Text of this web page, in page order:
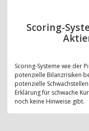
Scoring-
Scoring-Systeme wie der
potenzielle Bilanzrisiken
potenzielle
Erklärung für schwache
noch keine Hinweise gibt.